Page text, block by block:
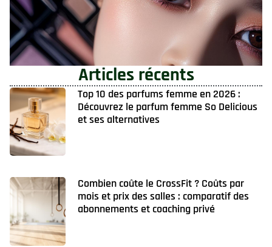
Articles récents
Top 10 des parfums femme en 2026 :
Découvrez le parfum femme So Delicious
et ses alternatives
Combien coûte le CrossFit ? Coûts par
mois et prix des salles : comparatif des
abonnements et coaching privé